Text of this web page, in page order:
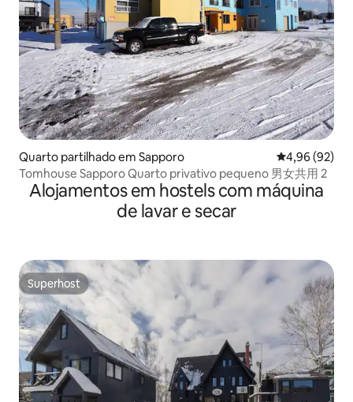
Quarto partilhado em Sapporo Classificação
4,96 (92)
Tomhouse Sapporo Quarto privativo pequeno 男女共用 2
Alojamentos em hostels com máquina
de lavar e secar
Superhost
Superhost